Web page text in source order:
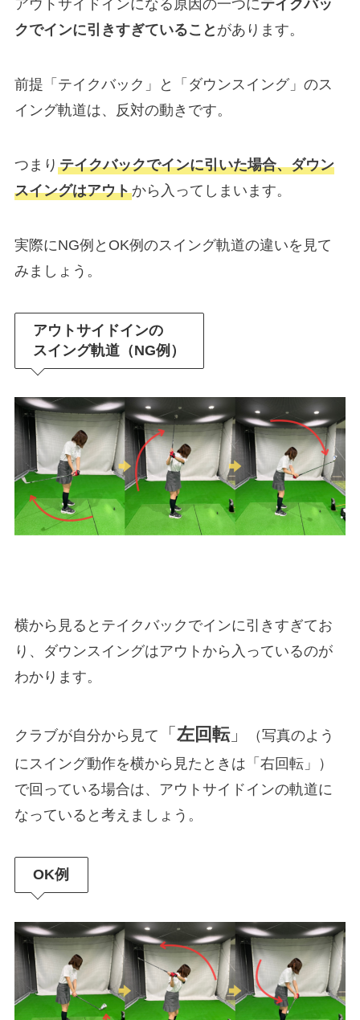
アウトサイドインになる原因の一つにテイクバッ
クでインに引きすぎていること があります。
前提「テイクバック」と「ダウンスイング」のス
イング軌道は、反対の動きです。
つまり テイクバックでインに引いた場合、ダウン
スイングはアウトから入ってしまいます。
実際にNG例とOK例のスイング軌道の違いを見て
みましょう。
アウトサイドインの
スイング軌道（NG例）
横から見るとテイクバックでインに引きすぎてお
り、ダウンスイングはアウトから入っているのが
わかります。
クラブが自分から見て 「 左回転」
（写真のよう
にスイング動作を横から見たときは「右回転」）
で回っている場合は、アウトサイドインの軌道に
なっていると考えましょう。
OK例